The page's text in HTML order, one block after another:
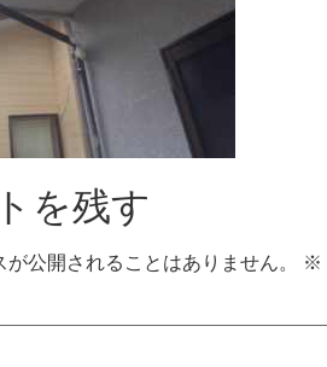
を残す
が公開されることはありません。 ※